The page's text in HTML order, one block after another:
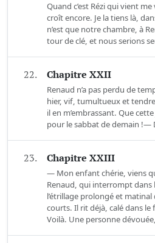
Quand c’est Rézi qui vient
croît encore. Je la tiens là,
n’est que notre chambre, à
tour de clé, et nous serions
22. Chapitre XXII
Renaud n’a pas perdu de
hier, vif, tumultueux et
il en m’embrassant. Que
pour le sabbat de demain !—
23. Chapitre XXIII
— Mon enfant chérie, viens
Renaud, qui interrompt
l’étrillage prolongé et matinal
courts. Il rit déjà, calé dans
Voilà. Une personne